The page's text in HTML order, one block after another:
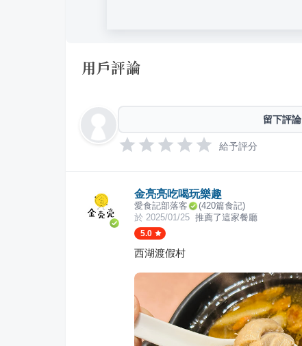
用戶評論
留下評論
給予評分
金亮亮吃喝玩樂趣
愛食記部落客 (420篇食記)
於 2025/01/25 推薦了這家餐廳
5.0
西湖渡假村